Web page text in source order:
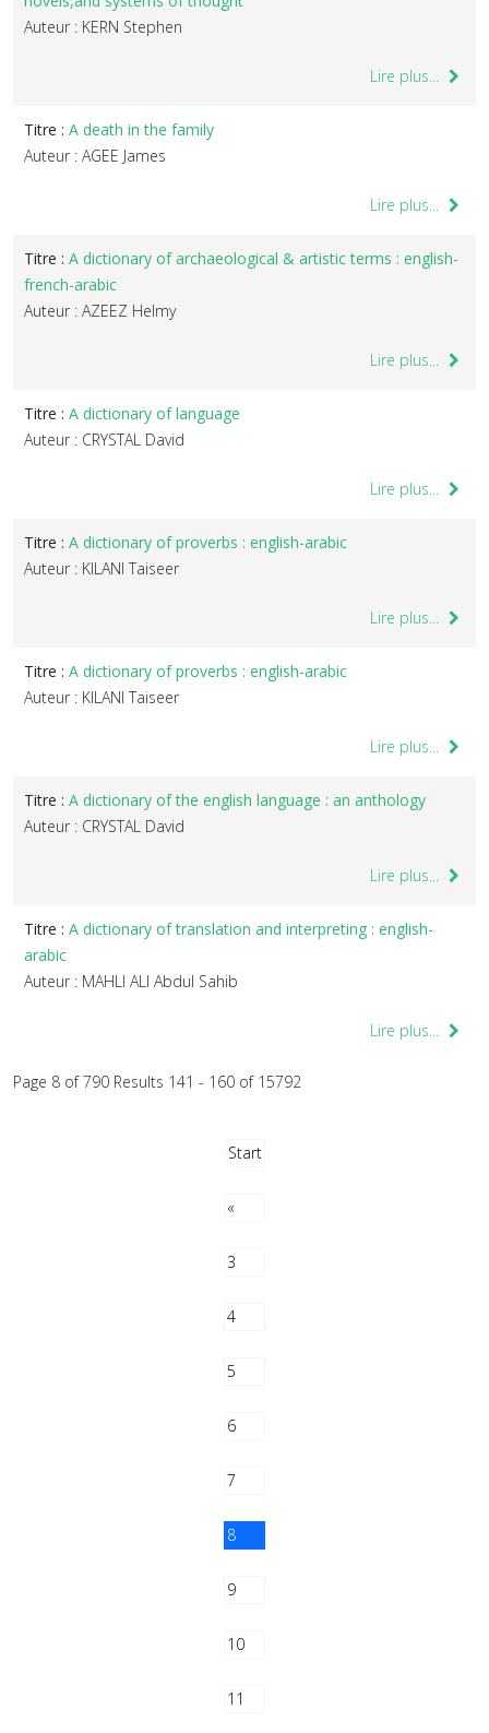
Auteur : KERN Stephen
Lire plus...
Titre : A death in the family
Auteur : AGEE James
Lire plus...
Titre : A dictionary of archaeological & artistic terms : english-
french-arabic
Auteur : AZEEZ Helmy
Lire plus...
Titre : A dictionary of language
Auteur : CRYSTAL David
Lire plus...
Titre : A dictionary of proverbs : english-arabic
Auteur : KILANI Taiseer
Lire plus...
Titre : A dictionary of proverbs : english-arabic
Auteur : KILANI Taiseer
Lire plus...
Titre : A dictionary of the english language : an anthology
Auteur : CRYSTAL David
Lire plus...
Titre : A dictionary of translation and interpreting : english-
arabic
Auteur : MAHLI ALI Abdul Sahib
Lire plus...
Page 8 of 790 Results 141 - 160 of 15792
Start
«
3
4
5
6
7
8
9
10
11